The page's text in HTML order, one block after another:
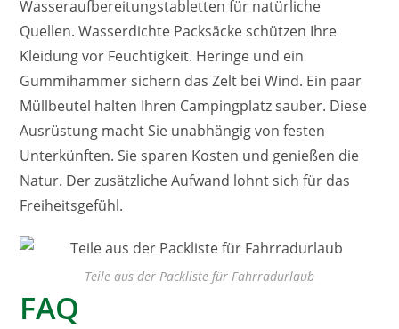
Wasseraufbereitungstabletten für natürliche
Quellen. Wasserdichte Packsäcke schützen Ihre
Kleidung vor Feuchtigkeit. Heringe und ein
Gummihammer sichern das Zelt bei Wind. Ein paar
Müllbeutel halten Ihren Campingplatz sauber. Diese
Ausrüstung macht Sie unabhängig von festen
Unterkünften. Sie sparen Kosten und genießen die
Natur. Der zusätzliche Aufwand lohnt sich für das
Freiheitsgefühl.
Teile aus der Packliste für Fahrradurlaub
FAQ